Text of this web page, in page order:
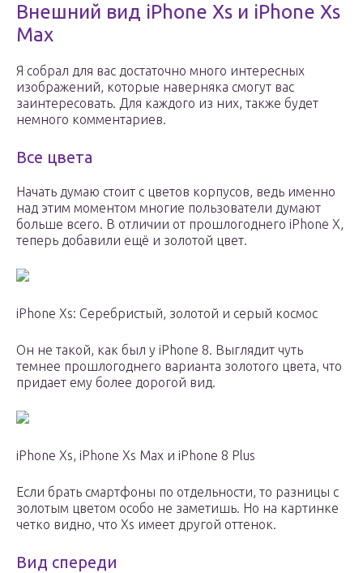
Внешний вид iPhone Xs и iPhone Xs
Max
Я собрал для вас достаточно много интересных
изображений, которые наверняка смогут вас
заинтересовать. Для каждого из них, также будет
немного комментариев.
Все цвета
Начать думаю стоит с цветов корпусов, ведь именно
над этим моментом многие пользователи думают
больше всего. В отличии от прошлогоднего iPhone X,
теперь добавили ещё и золотой цвет.
iPhone Xs: Серебристый, золотой и серый космос
Он не такой, как был у iPhone 8. Выглядит чуть
темнее прошлогоднего варианта золотого цвета, что
придает ему более дорогой вид.
iPhone Xs, iPhone Xs Max и iPhone 8 Plus
Если брать смартфоны по отдельности, то разницы с
золотым цветом особо не заметишь. Но на картинке
четко видно, что Xs имеет другой оттенок.
Вид спереди